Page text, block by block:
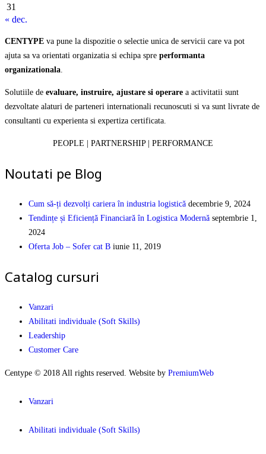
31
« dec.
CENTYPE va pune la dispozitie o selectie unica de servicii care va pot
ajuta sa va orientati organizatia si echipa spre performanta
organizationala
Solutiile de evaluare, instruire, ajustare si operare a activitatii sunt
dezvoltate alaturi de parteneri internationali recunoscuti si va sunt livrate de
consultanti cu experienta si expertiza certificata.
PEOPLE | PARTNERSHIP | PERFORMANCE
Noutati pe Blog
Cum să-ți dezvolți cariera în industria logistică decembrie 9, 2024
Tendințe și Eficiență Financiară în Logistica Modernă septembrie 1,
2024
Oferta Job – Sofer cat B iunie 11, 2019
Catalog cursuri
Vanzari
Abilitati individuale (Soft Skills)
Leadership
Customer Care
Centype © 2018 All rights reserved. Website by PremiumWeb
Vanzari
Abilitati individuale (Soft Skills)